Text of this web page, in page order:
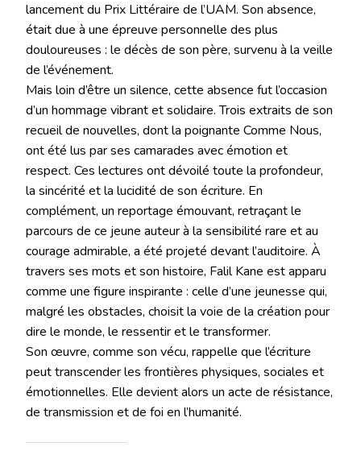
lancement du Prix Littéraire de l’UAM. Son absence,
était due à une épreuve personnelle des plus
douloureuses : le décès de son père, survenu à la veille
de l’événement.
Mais loin d’être un silence, cette absence fut l’occasion
d’un hommage vibrant et solidaire. Trois extraits de son
recueil de nouvelles, dont la poignante Comme Nous,
ont été lus par ses camarades avec émotion et
respect. Ces lectures ont dévoilé toute la profondeur,
la sincérité et la lucidité de son écriture. En
complément, un reportage émouvant, retraçant le
parcours de ce jeune auteur à la sensibilité rare et au
courage admirable, a été projeté devant l’auditoire. À
travers ses mots et son histoire, Falil Kane est apparu
comme une figure inspirante : celle d’une jeunesse qui,
malgré les obstacles, choisit la voie de la création pour
dire le monde, le ressentir et le transformer.
Son œuvre, comme son vécu, rappelle que l’écriture
peut transcender les frontières physiques, sociales et
émotionnelles. Elle devient alors un acte de résistance,
de transmission et de foi en l’humanité.